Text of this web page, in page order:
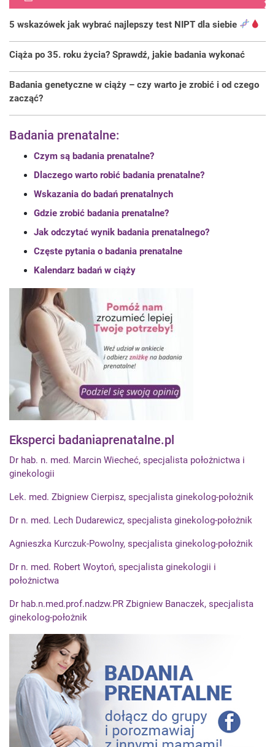
5 wskazówek jak wybrać najlepszy test NIPT dla siebie
Ciąża po 35. roku życia? Sprawdź, jakie badania wykonać
Badania genetyczne w ciąży – czy warto je zrobić i od czego
zacząć?
Badania prenatalne:
Czym są badania prenatalne?
Dlaczego warto robić badania prenatalne?
Wskazania do badań prenatalnych
Gdzie zrobić badania prenatalne?
Jak odczytać wynik badania prenatalnego?
Częste pytania o badania prenatalne
Kalendarz badań w ciąży
Eksperci badaniaprenatalne.pl
Dr hab. n. med. Marcin Wiecheć, specjalista położnictwa i
ginekologii
Lek. med. Zbigniew Cierpisz, specjalista ginekolog-położnik
Dr n. med. Lech Dudarewicz, specjalista ginekolog-położnik
Agnieszka Kurczuk-Powolny, specjalista ginekolog-położnik
Dr n. med. Robert Woytoń, specjalista ginekologii i
położnictwa
Dr hab.n.med.prof.nadzw.PR Zbigniew Banaczek, specjalista
ginekolog-położnik